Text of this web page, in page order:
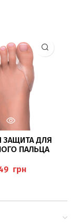
ЗАЩИТА ДЛЯ
ПАЛЬЦА
грн